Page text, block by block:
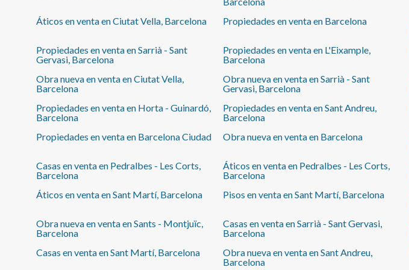
Áticos en venta en Ciutat Vella, Barcelona Propiedades en venta en Barcelona
Propiedades en venta en Sarrià - Sant
Gervasi, Barcelona
Propiedades en venta en L'Eixample,
Barcelona
Obra nueva en venta en Ciutat Vella,
Barcelona
Obra nueva en venta en Sarrià - Sant
Gervasi, Barcelona
Propiedades en venta en Horta - Guinardó,
Barcelona
Propiedades en venta en Sant Andreu,
Barcelona
Propiedades en venta en Barcelona Ciudad
Obra nueva en venta en Barcelona
Casas en venta en Pedralbes - Les Corts,
Barcelona
Áticos en venta en Pedralbes - Les Corts,
Barcelona
Áticos en venta en Sant Martí, Barcelona
Pisos en venta en Sant Martí, Barcelona
Obra nueva en venta en Sants - Montjuïc,
Barcelona
Casas en venta en Sarrià - Sant Gervasi,
Barcelona
Casas en venta en Sant Martí, Barcelona
Obra nueva en venta en Sant Andreu,
Barcelona